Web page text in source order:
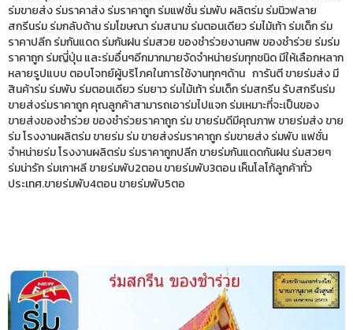
ร่มขายส่ง ร่มราคาส่ง ร่มราคาถูก ร่มแฟชั่น ร่มพับ ผลิตร่ม ร่มนิวฟลาย
สกรีนร่ม ร่มกลับด้าน ร่มโฆษณา ร่มสนาม ร่มตอนเดียว ร่มไม้เท้า ร่มเด็ก ร่ม
ราคาปลีก ร่มกันแดด ร่มกันฝน ร่มสวย ของชำร่วยงานศพ ของชำร่วย ร่มร่ม
ราคาถูก ร่มญี่ปุ่น และร่มอื่นๆอีกมากมายจัดจำหน่ายร่มทุกชนิด มีให้เลือกหลาก
หลายรูปแบบ ตอบโจทย์ผู้บริโภคในการใช้งานทุกๆด้าน การันตี ขายร่มส่ง มี
สินค้าร่ม ร่มพับ ร่มตอนเดียว ร่มยาว ร่มไม้เท้า ร่มเด็ก ร่มสกรีน รับสกรีนร่ม
ขายส่งร่มราคาถูก คุณลูกค้าสามารถเอาร่มไปแจก ร่มเหมาะที่จะเป็นของ
ขายส่งของชำร่วย ของชำร่วยราคาถูก ร่ม ขายร่มดีมีคุณภาพ ขายร่มส่ง ขาย
ร่ม โรงงานผลิตร่ม ขายร่ม ร่ม ขายส่งร่มราคาถูก ร่มขายส่ง ร่มพับ แฟชั่น
จำหน่ายร่ม โรงงานผลิตร่ม ร่มราคาถูกปลีก ขายร่มกันแดดกันฝน ร่มสวยๆ
ร่มน่ารัก ร่มเกาหลี ขายร่มพับ2ตอน ขายร่มพับ3ตอน เห็นโลโก้ลูกค้าทั่ว
ประเทศ.ขายร่มพับ4ตอน ขายร่มพับ5ตอ